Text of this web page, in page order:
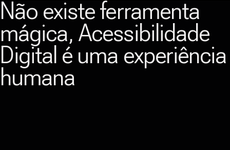
Não existe ferramenta
mágica, Acessibilidade
Digital é uma experiência
humana